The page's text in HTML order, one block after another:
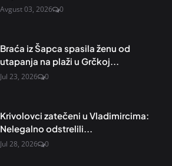
Avgust 03, 2026 0
Braća iz Šapca spasila ženu od
utapanja na plaži u Grčkoj...
Jul 23, 2026 0
Krivolovci zatečeni u Vladimircima:
Nelegalno odstrelili...
Jul 28, 2026 0